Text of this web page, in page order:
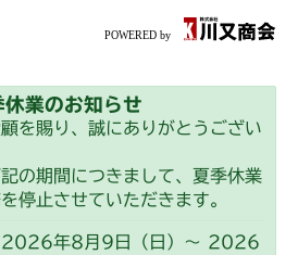
休業のお知らせ
を賜り、誠にありがとうござい
の期間につきまして、夏季休業
停止させていただきます。
2026年8月9日（日）～ 2026